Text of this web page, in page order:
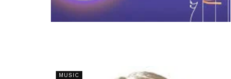
MUSIC